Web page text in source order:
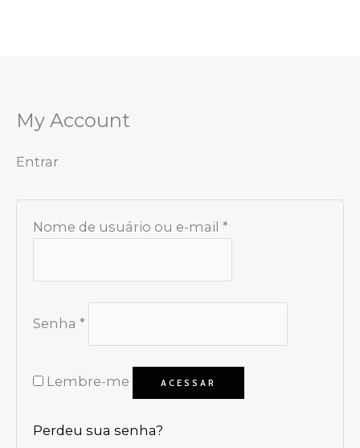
My Account
Entrar
Nome de usuário ou e-mail *
Senha *
Lembre-me ACESSAR
Perdeu sua senha?